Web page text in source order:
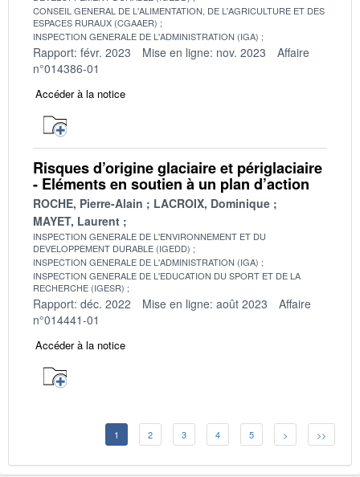
CONSEIL GENERAL DE L'ALIMENTATION, DE L'AGRICULTURE ET DES
ESPACES RURAUX (CGAAER)
INSPECTION GENERALE DE L'ADMINISTRATION (IGA)
Rapport: févr. 2023 Mise en ligne: nov. 2023
Affaire
n°014386-01
Accéder à la notice
Risques d’origine glaciaire et périglaciaire
- Eléments en soutien à un plan d’action
ROCHE, Pierre-Alain
LACROIX, Dominique
MAYET, Laurent
INSPECTION GENERALE DE L'ENVIRONNEMENT ET DU
DEVELOPPEMENT DURABLE (IGEDD)
INSPECTION GENERALE DE L'ADMINISTRATION (IGA)
INSPECTION GENERALE DE L'EDUCATION DU SPORT ET DE LA
RECHERCHE (IGESR)
Rapport: déc. 2022 Mise en ligne: août 2023
Affaire
n°014441-01
Accéder à la notice
1 2 3 4 5 > >>